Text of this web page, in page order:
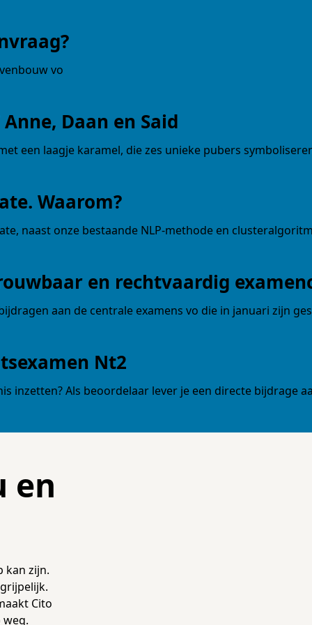
vo
Daan en Said
een laagje karamel, die zes unieke pubers
Waarom?
naast onze bestaande NLP-methode en
en rechtvaardig
aan de centrale examens vo die in januari zijn
Nt2
inzetten? Als beoordelaar lever je een directe bijdrage
en
kan zijn.
Cito
weg.